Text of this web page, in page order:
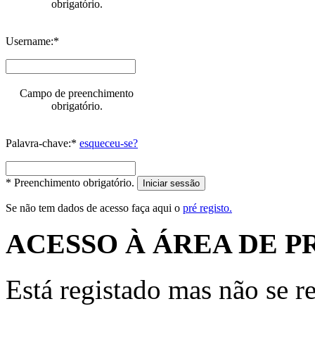
obrigatório.
Username:*
Campo de preenchimento
obrigatório.
Palavra-chave:* esqueceu-se?
* Preenchimento obrigatório. Iniciar sessão
Se não tem dados de acesso faça aqui o pré registo.
ACESSO À ÁREA DE
Está registado mas não se